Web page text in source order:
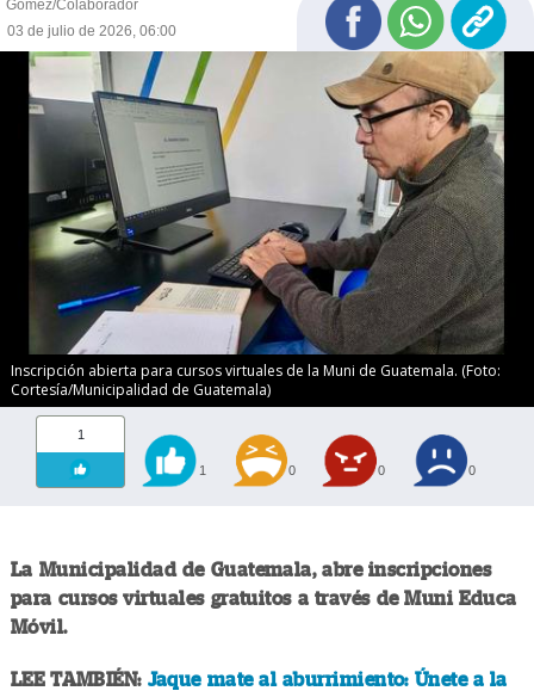
Gómez/Colaborador
03 de julio de 2026, 06:00
Inscripción abierta para cursos virtuales de la Muni de Guatemala. (Foto:
Cortesía/Municipalidad de Guatemala)
1
1 0 0 0
La Municipalidad de Guatemala, abre inscripciones
para cursos virtuales gratuitos a través de Muni Educa
Móvil.
LEE TAMBIÉN: Jaque mate al aburrimiento: Únete a la